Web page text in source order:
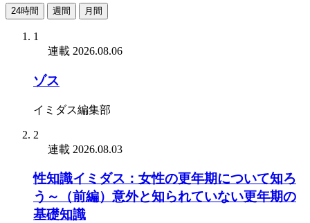
24時間 週間 月間
1
連載 2026.08.06
ゾス
イミダス編集部
2
連載 2026.08.03
性知識イミダス：女性の更年期について知ろ
う～（前編）意外と知られていない更年期の
基礎知識